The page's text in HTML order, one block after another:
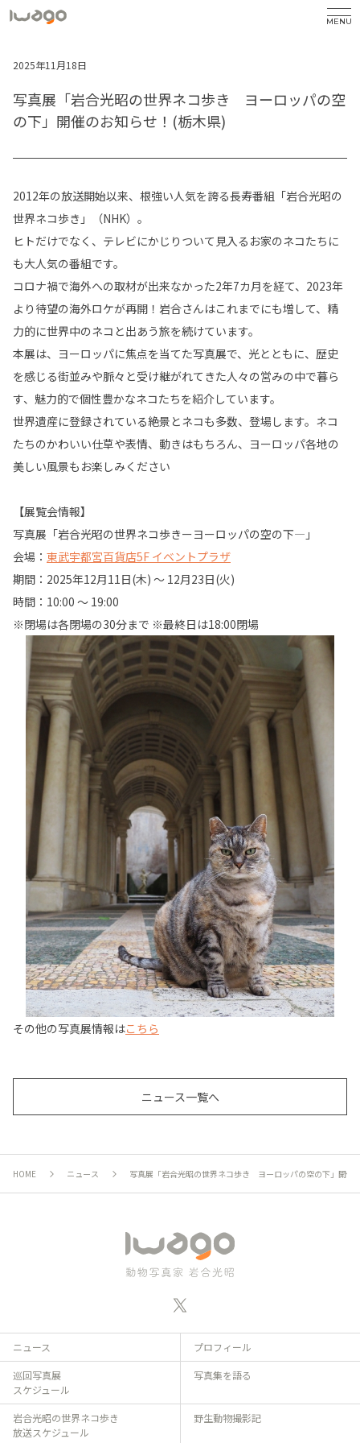
MENU
2025年11月18日
写真展「岩合光昭の世界ネコ歩き ヨーロッパの空
の下」開催のお知らせ！(栃木県)
2012年の放送開始以来、根強い人気を誇る長寿番組「岩合光昭の
世界ネコ歩き」（NHK）。
ヒトだけでなく、テレビにかじりついて見入るお家のネコたちに
も大人気の番組です。
コロナ禍で海外への取材が出来なかった2年7カ月を経て、2023年
より待望の海外ロケが再開！岩合さんはこれまでにも増して、精
力的に世界中のネコと出あう旅を続けています。
本展は、ヨーロッパに焦点を当てた写真展で、光とともに、歴史
を感じる街並みや脈々と受け継がれてきた人々の営みの中で暮ら
す、魅力的で個性豊かなネコたちを紹介しています。
世界遺産に登録されている絶景とネコも多数、登場します。ネコ
たちのかわいい仕草や表情、動きはもちろん、ヨーロッパ各地の
美しい風景もお楽しみください
【展覧会情報】
写真展「岩合光昭の世界ネコ歩きーヨーロッパの空の下―」
会場： 東武宇都宮百貨店5F イベントプラザ
期間：2025年12月11日(木) 〜 12月23日(火)
時間：10:00 〜 19:00
※閉場は各閉場の30分まで ※最終日は18:00閉場
その他の写真展情報はこちら
ニュース一覧へ
HOME ニュース 写真展「岩合光昭の世界ネコ歩き ヨーロッパの空の下」開催
ニュース プロフィール
巡回写真展
スケジュール
写真集を語る
岩合光昭の世界ネコ歩き
放送スケジュール
野生動物撮影記